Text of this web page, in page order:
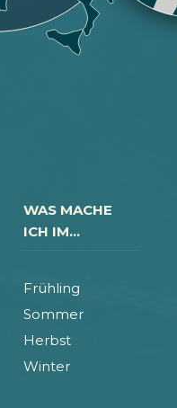
WAS MACHE
ICH IM...
Frühling
Sommer
Herbst
Winter